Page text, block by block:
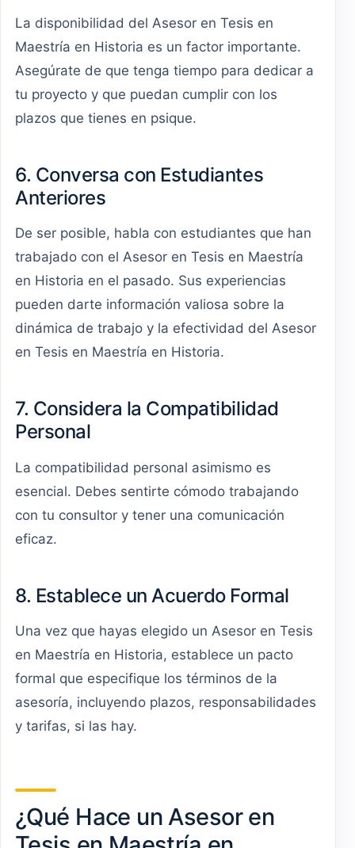
La disponibilidad del Asesor en Tesis en
Maestría en Historia es un factor importante.
Asegúrate de que tenga tiempo para dedicar a
tu proyecto y que puedan cumplir con los
plazos que tienes en psique.
6. Conversa con Estudiantes
Anteriores
De ser posible, habla con estudiantes que han
trabajado con el Asesor en Tesis en Maestría
en Historia en el pasado. Sus experiencias
pueden darte información valiosa sobre la
dinámica de trabajo y la efectividad del Asesor
en Tesis en Maestría en Historia.
7. Considera la Compatibilidad
Personal
La compatibilidad personal asimismo es
esencial. Debes sentirte cómodo trabajando
con tu consultor y tener una comunicación
eficaz.
8. Establece un Acuerdo Formal
Una vez que hayas elegido un Asesor en Tesis
en Maestría en Historia, establece un pacto
formal que especifique los términos de la
asesoría, incluyendo plazos, responsabilidades
y tarifas, si las hay.
¿Qué Hace un Asesor en